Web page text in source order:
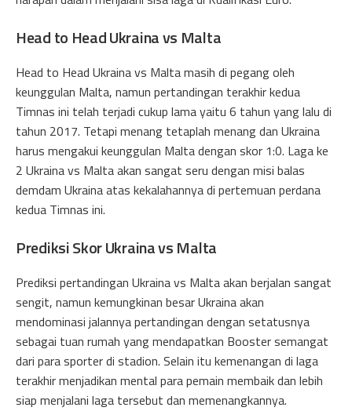
Head to Head Ukraina vs Malta
Head to Head Ukraina vs Malta masih di pegang oleh
keunggulan Malta, namun pertandingan terakhir kedua
Timnas ini telah terjadi cukup lama yaitu 6 tahun yang lalu di
tahun 2017. Tetapi menang tetaplah menang dan Ukraina
harus mengakui keunggulan Malta dengan skor 1:0. Laga ke
2 Ukraina vs Malta akan sangat seru dengan misi balas
demdam Ukraina atas kekalahannya di pertemuan perdana
kedua Timnas ini.
Prediksi Skor Ukraina vs Malta
Prediksi pertandingan Ukraina vs Malta akan berjalan sangat
sengit, namun kemungkinan besar Ukraina akan
mendominasi jalannya pertandingan dengan setatusnya
sebagai tuan rumah yang mendapatkan Booster semangat
dari para sporter di stadion. Selain itu kemenangan di laga
terakhir menjadikan mental para pemain membaik dan lebih
siap menjalani laga tersebut dan memenangkannya.